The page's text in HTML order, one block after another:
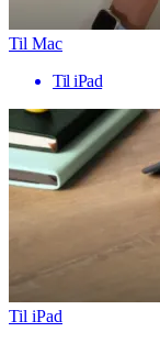
Til Mac
Til iPad
Til iPad